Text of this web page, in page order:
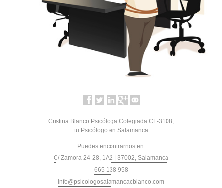
Cristina Blanco Psicóloga Colegiada CL-3108,
tu Psicólogo en Salamanca
Puedes encontrarnos en:
C/ Zamora 24-28, 1A2 | 37002, Salamanca
665 138 958
info@psicologosalamancacblanco.com